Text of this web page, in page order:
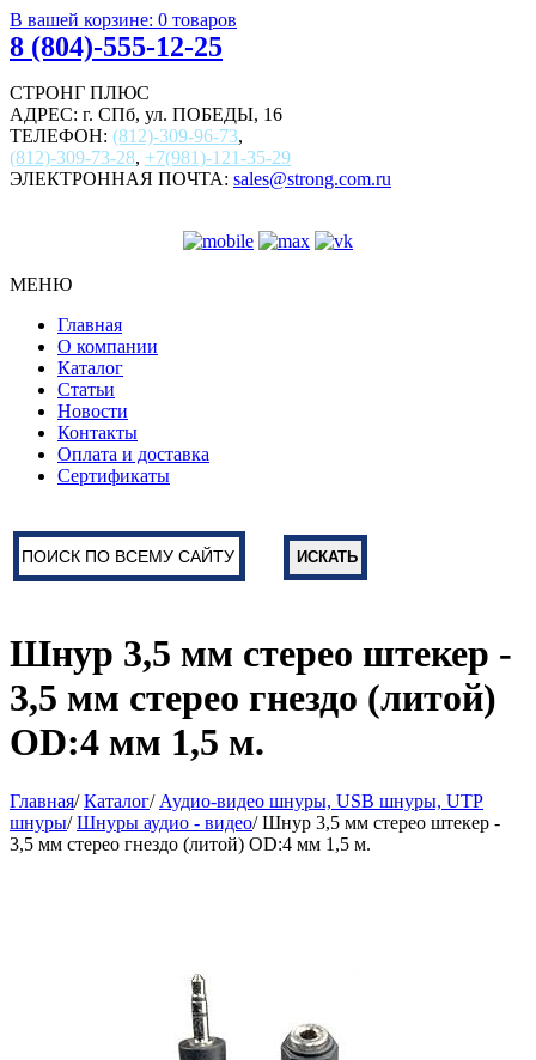
В вашей корзине: 0 товаров
8 (804)-555-12-25
СТРОНГ ПЛЮС
АДРЕС: г. СПб, ул. ПОБЕДЫ, 16
ТЕЛЕФОН: (812)-309-96-73,
(812)-309-73-28, +7(981)-121-35-29
ЭЛЕКТРОННАЯ ПОЧТА: sales@strong.com.ru
МЕНЮ
Главная
О компании
Каталог
Статьи
Новости
Контакты
Оплата и доставка
Сертификаты
Шнур 3,5 мм стерео штекер -
3,5 мм стерео гнездо (литой)
OD:4 мм 1,5 м.
Главная/Каталог/ Аудио-видео шнуры, USB шнуры, UTP
шнуры/Шнуры аудио - видео/ Шнур 3,5 мм стерео штекер -
3,5 мм стерео гнездо (литой) OD:4 мм 1,5 м.